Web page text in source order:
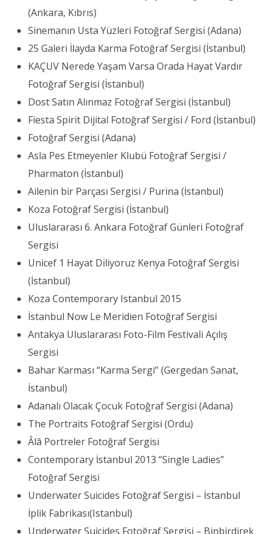
(Ankara, Kıbrıs)
Sinemanın Usta Yüzleri Fotoğraf Sergisi (Adana)
25 Galeri İlayda Karma Fotoğraf Sergisi (İstanbul)
KAÇUV Nerede Yaşam Varsa Orada Hayat Vardır
Fotoğraf Sergisi (İstanbul)
Dost Satın Alınmaz Fotoğraf Sergisi (İstanbul)
Fiesta Spirit Dijital Fotoğraf Sergisi / Ford (İstanbul)
Fotoğraf Sergisi (Adana)
Asla Pes Etmeyenler Klubü Fotoğraf Sergisi /
Pharmaton (İstanbul)
Ailenin bir Parçası Sergisi / Purina (İstanbul)
Koza Fotoğraf Sergisi (İstanbul)
Uluslararası 6. Ankara Fotoğraf Günleri Fotoğraf
Sergisi
Unicef 1 Hayat Diliyoruz Kenya Fotoğraf Sergisi
(İstanbul)
Koza Contemporary Istanbul 2015
İstanbul Now Le Meridien Fotoğraf Sergisi
Antakya Uluslararası Foto-Film Festivali Açılış
Sergisi
Bahar Karması “Karma Sergi” (Gergedan Sanat,
İstanbul)
Adanalı Olacak Çocuk Fotoğraf Sergisi (Adana)
The Portraits Fotoğraf Sergisi (Ordu)
Âlâ Portreler Fotoğraf Sergisi
Contemporary İstanbul 2013 “Single Ladies”
Fotoğraf Sergisi
Underwater Suicides Fotoğraf Sergisi – İstanbul
İplik Fabrikası(Istanbul)
Underwater Suicides Fotoğraf Sergisi – Binbirdirek